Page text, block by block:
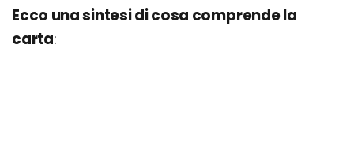
Ecco una sintesi di cosa comprende la
carta: